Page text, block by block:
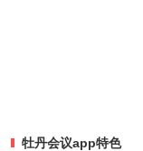
牡丹会议app特色